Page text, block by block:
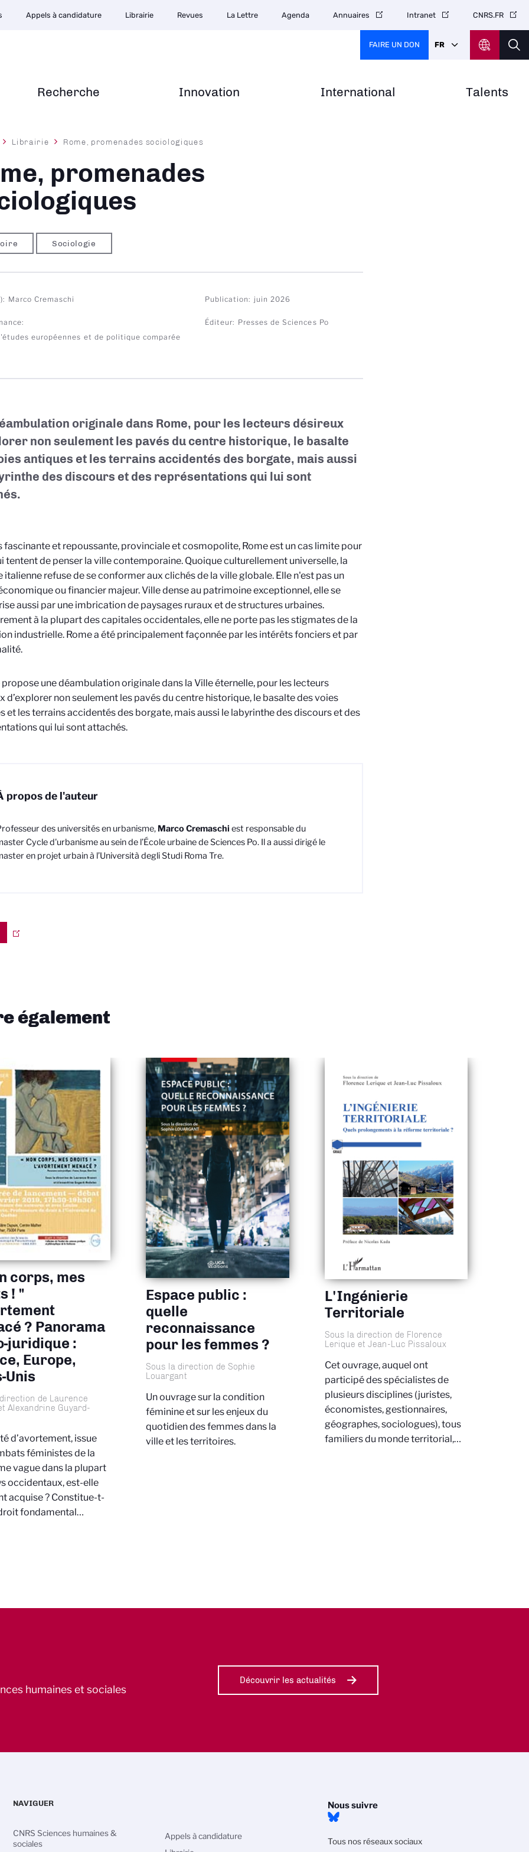
Recherche Innovation International Talents
Appels à candidature Librairie Revues La Lettre Agenda Annuaires Intranet CNRS.FR
FAIRE UN DON FR
Librairie Rome, promenades sociologiques
promenades
Sociologie
Marco Cremaschi Publication juin 2026
européennes et de politique comparée
Éditeur Presses de Sciences Po
originale dans Rome, pour les lecteurs désireux
non seulement les pavés du centre historique, le basalte
antiques et les terrains accidentés des borgate, mais aussi
des discours et des représentations qui lui sont
fascinante et repoussante, provinciale et cosmopolite, Rome est un cas limite pour
tentent de penser la ville contemporaine. Quoique culturellement universelle, la
italienne refuse de se conformer aux clichés de la ville globale. Elle n'est pas un
ou financier majeur. Ville dense au patrimoine exceptionnel, elle se
aussi par une imbrication de paysages ruraux et de structures urbaines.
à la plupart des capitales occidentales, elle ne porte pas les stigmates de la
industrielle. Rome a été principalement façonnée par les intérêts fonciers et par
propose une déambulation originale dans la Ville éternelle, pour les lecteurs
d’explorer non seulement les pavés du centre historique, le basalte des voies
et les terrains accidentés des borgate, mais aussi le labyrinthe des discours et des
qui lui sont attachés.
propos de l'auteur
des universités en urbanisme, Marco Cremaschi est responsable du
Cycle d'urbanisme au sein de l’École urbaine de Sciences Po. Il a aussi dirigé le
en projet urbain à l’Università degli Studi Roma Tre.
également
corps, mes
! "
? Panorama
juridique :
Europe,
Unis
de Laurence
Alexandrine Guyard-
d’avortement, issue
féministes de la
vague dans la plupart
occidentaux, est-elle
acquise ? Constitue-t-
fondamental…
Espace public :
quelle
reconnaissance
pour les femmes ?
Sous la direction de Sophie
Louargant
Un ouvrage sur la condition
féminine et sur les enjeux du
quotidien des femmes dans la
ville et les territoires.
L'Ingénierie
Territoriale
Sous la direction de Florence
Lerique et Jean-Luc Pissaloux
Cet ouvrage, auquel ont
participé des spécialistes de
plusieurs disciplines (juristes,
économistes, gestionnaires,
géographes, sociologues), tous
familiers du monde territorial,…
humaines et sociales
Découvrir les actualités
Nous suivre
Tous nos réseaux sociaux
NAVIGUER
CNRS Sciences humaines &
sociales
Appels à candidature